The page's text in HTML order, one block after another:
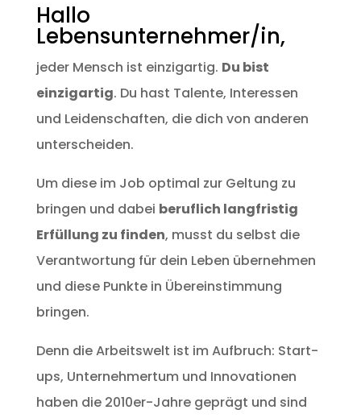
Hallo
Lebensunternehmer/in,
jeder Mensch ist einzigartig. Du bist
einzigartig. Du hast Talente, Interessen
und Leidenschaften, die dich von anderen
unterscheiden.
Um diese im Job optimal zur Geltung zu
bringen und dabei beruflich langfristig
Erfüllung zu finden, musst du selbst die
Verantwortung für dein Leben übernehmen
und diese Punkte in Übereinstimmung
bringen.
Denn die Arbeitswelt ist im Aufbruch: Start-
ups, Unternehmertum und Innovationen
haben die 2010er-Jahre geprägt und sind